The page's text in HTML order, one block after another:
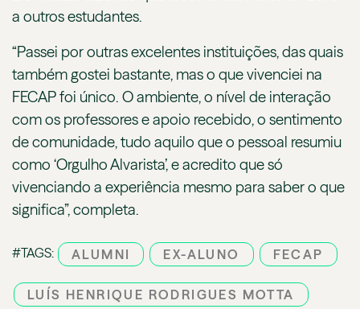
a outros estudantes.
“Passei por outras excelentes instituições, das quais
também gostei bastante, mas o que vivenciei na
FECAP foi único. O ambiente, o nível de interação
com os professores e apoio recebido, o sentimento
de comunidade, tudo aquilo que o pessoal resumiu
como ‘Orgulho Alvarista’, e acredito que só
vivenciando a experiência mesmo para saber o que
significa”, completa.
#TAGS: ALUMNI EX-ALUNO FECAP
LUÍS HENRIQUE RODRIGUES MOTTA